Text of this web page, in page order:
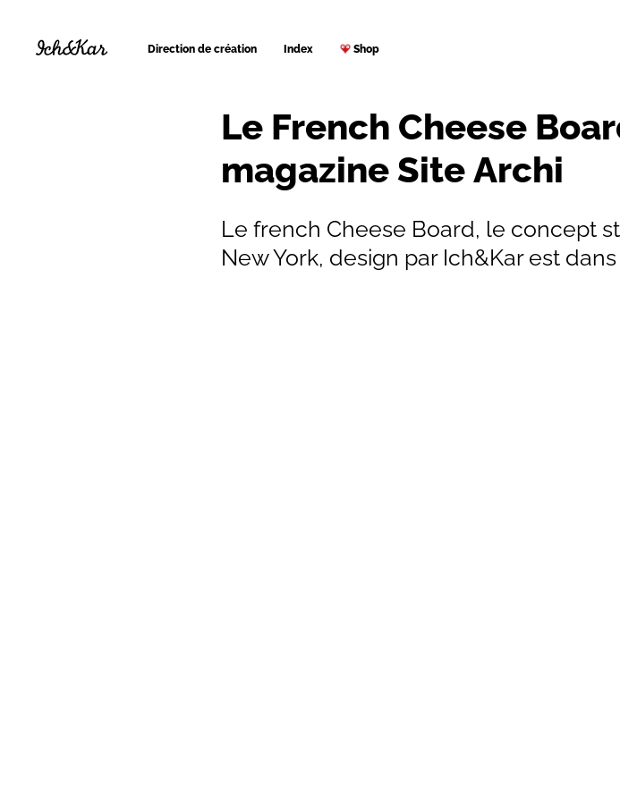
Direction de création Index Shop
Le French Cheese
magazine Site Archi
Le french Cheese Board, le concept
New York, design par Ich&Kar est